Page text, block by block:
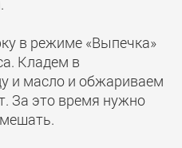
в режиме «Выпечка»
Кладем в
и масло и обжариваем
За это время нужно